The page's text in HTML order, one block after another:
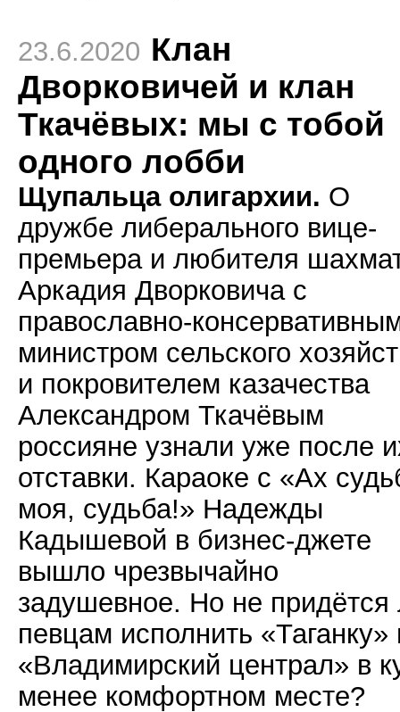
23.6.2020 Клан
Дворковичей и клан
Ткачёвых: мы с тобой
одного лобби
Щупальца олигархии. О
дружбе либерального вице-
премьера и любителя
Аркадия Дворковича с
православно-
министром сельского
и покровителем казачества
Александром Ткачёвым
россияне узнали уже после
отставки. Караоке с «Ах
моя, судьба!» Надежды
Кадышевой в бизнес-джете
вышло чрезвычайно
задушевное. Но не придётся
певцам исполнить «Таганку»
«Владимирский централ» в
менее комфортном месте?